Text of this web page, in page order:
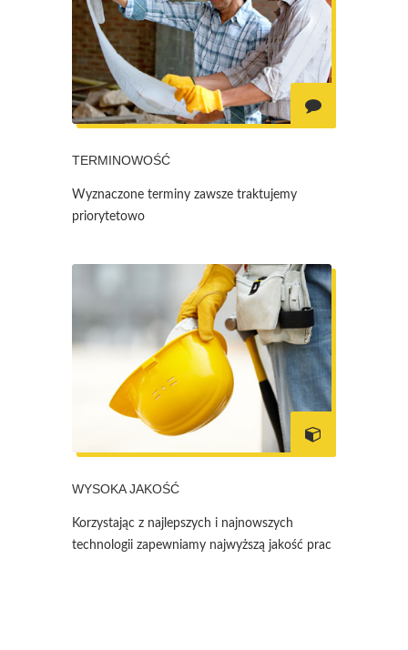
TERMINOWOŚĆ
Wyznaczone terminy zawsze traktujemy
priorytetowo
WYSOKA JAKOŚĆ
Korzystając z najlepszych i najnowszych
technologii zapewniamy najwyższą jakość prac